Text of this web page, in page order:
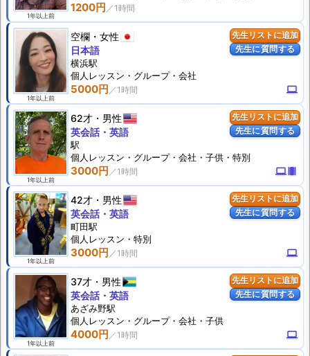
1年以上前
1200円
先生リストに追加
先生に質問する
1年以上前
空欄 女性
5000円 computer
日本語
横浜駅
個人 レッスン ・グループ・会社
先生リストに追加
先生に質問する
1年以上前
62才 男性
3000円 computertheaters
英会話・英語
駅
個人 レッスン ・グループ・会社・子供・特別
先生リストに追加
先生に質問する
1年以上前
42才 男性
3000円 computer
英会話・英語
町田駅
個人 レッスン ・特別
先生リストに追加
先生に質問する
1年以上前
37才 男性
4000円 computer
英会話・英語
あざみ野駅
個人 レッスン ・グループ・会社・子供